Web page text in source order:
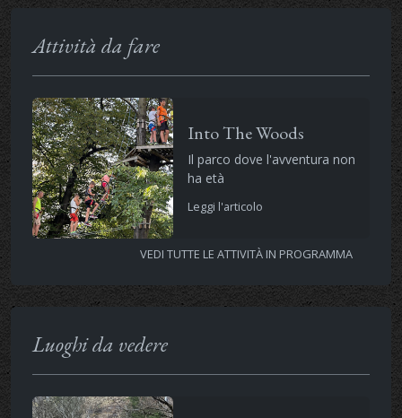
Attività da fare
Into The Woods
Il parco dove l'avventura non
ha età
Leggi l'articolo
VEDI TUTTE LE ATTIVITÀ IN PROGRAMMA
Luoghi da vedere